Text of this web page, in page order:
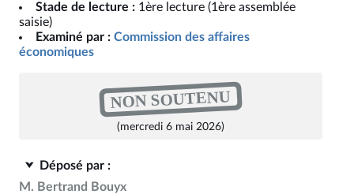
Stade de lecture : 1ère lecture (1ère assemblée
saisie)
Examiné par : Commission des affaires
économiques
NON SOUTENU
(mercredi 6 mai 2026)
Déposé par :
M. Bertrand Bouyx